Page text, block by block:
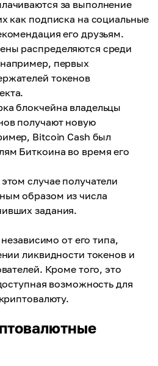
за выполнение
как подписка на социальные
его друзьям.
распределяются среди
первых
токенов
блокчейна владельцы
получают новую
Bitcoin Cash был
Биткоина во время его
случае получатели
образом из числа
задания.
от его типа,
ликвидности токенов и
Кроме того, это
возможность для